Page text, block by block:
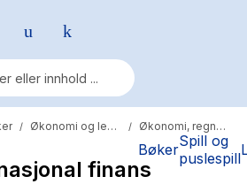
BøkerSpill og
puslespill
/ Økonomi og ledelse / Økonomi, regnskap og revisjon
finans